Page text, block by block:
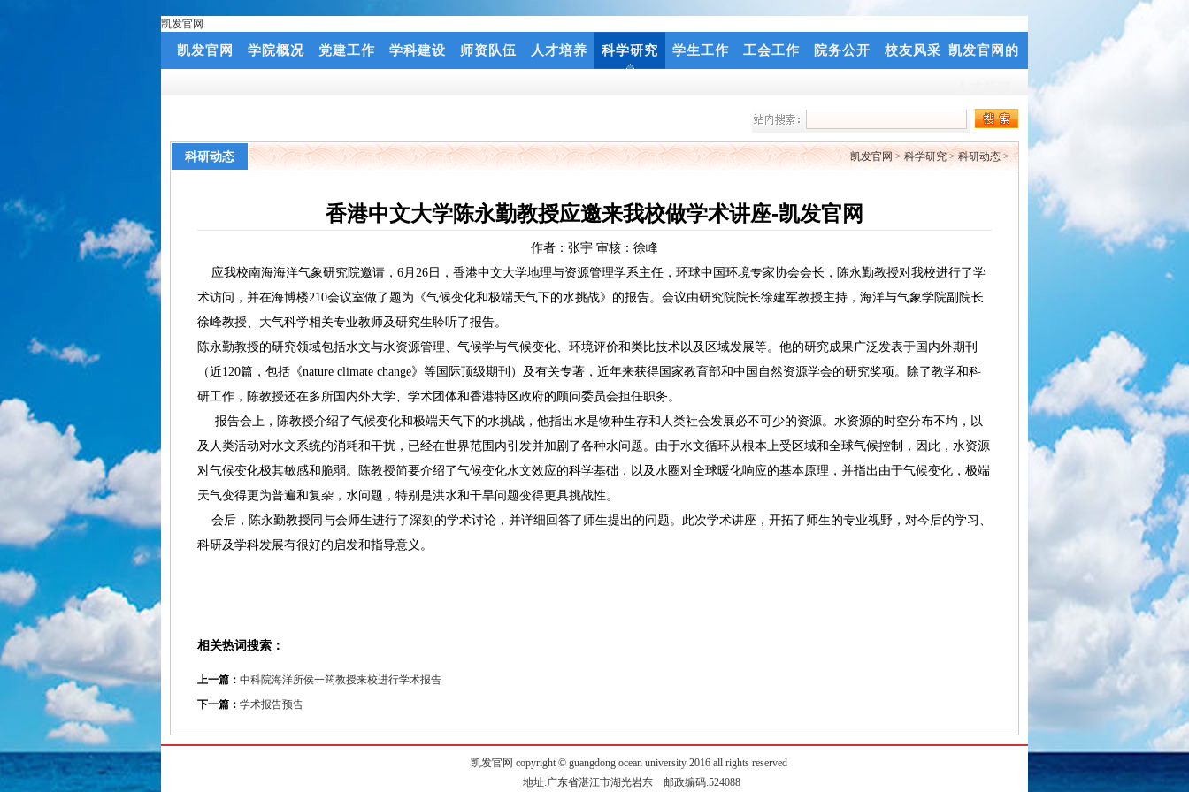
凯发官网
凯发官网 学院概况 党建工作 学科建设 师资队伍 人才培养 科学研究 学生工作 工会工作 院务公开 校友风采 凯发官网的
科研动态 凯发官网>科学研究>科研动态>
香港中文大学陈永勤教授应邀来我校做学术讲座-凯发官网
作者：张宇 审核：徐峰
应我校南海海洋气象研究院邀请，6月26日，香港中文大学地理与资源管理学系主任，环球中国环境专家协会会长，陈永勤教授对我校进行了学
术访问，并在海博楼210会议室做了题为《气候变化和极端天气下的水挑战》的报告。会议由研究院院长徐建军教授主持，海洋与气象学院副院长
徐峰教授、大气科学相关专业教师及研究生聆听了报告。
陈永勤教授的研究领域包括水文与水资源管理、气候学与气候变化、环境评价和类比技术以及区域发展等。他的研究成果广泛发表于国内外期刊
（近120篇，包括《nature climate change》等国际顶级期刊）及有关专著，近年来获得国家教育部和中国自然资源学会的研究奖项。除了教学和科
研工作，陈教授还在多所国内外大学、学术团体和香港特区政府的顾问委员会担任职务。
报告会上，陈教授介绍了气候变化和极端天气下的水挑战，他指出水是物种生存和人类社会发展必不可少的资源。水资源的时空分布不均，以
及人类活动对水文系统的消耗和干扰，已经在世界范围内引发并加剧了各种水问题。由于水文循环从根本上受区域和全球气候控制，因此，水资源
对气候变化极其敏感和脆弱。陈教授简要介绍了气候变化水文效应的科学基础，以及水圈对全球暖化响应的基本原理，并指出由于气候变化，极端
天气变得更为普遍和复杂，水问题，特别是洪水和干旱问题变得更具挑战性。
会后，陈永勤教授同与会师生进行了深刻的学术讨论，并详细回答了师生提出的问题。此次学术讲座，开拓了师生的专业视野，对今后的学习、
科研及学科发展有很好的启发和指导意义。
相关热词搜索：
上一篇： 中科院海洋所侯一筠教授来校进行学术报告
下一篇： 学术报告预告
凯发官网 copyright © guangdong ocean university 2016 all rights reserved
地址:广东省湛江市湖光岩东 邮政编码:524088